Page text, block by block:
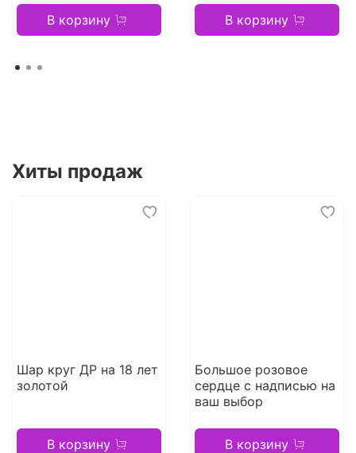
В корзину В корзину
Хиты продаж
Шар круг ДР на 18 лет
золотой
В корзину
Большое розовое
сердце с надписью на
ваш выбор
В корзину